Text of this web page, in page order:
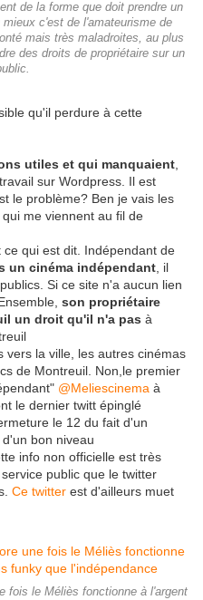
de la forme que doit prendre un
c'est de l'amateurisme de
mais très maladroites, au plus
des droits de propriétaire sur un
qu'il perdure à cette
utiles et qui manquaient
sur Wordpress. Il est
le problème? Ben je vais les
me viennent au fil de
ce qui est dit. Indépendant de
un cinéma indépendant , il
Si ce site n'a aucun lien
son propriétaire
un droit qu'il n'a pas à
vers la ville, les autres cinémas
de Montreuil. Non,le premier
@Meliescinema à
le dernier twitt épinglé
le 12 du fait d'un
bon niveau
info non officielle est très
public que le twitter
Ce twitter est d'ailleurs muet
fois le Méliès fonctionne à l'argent